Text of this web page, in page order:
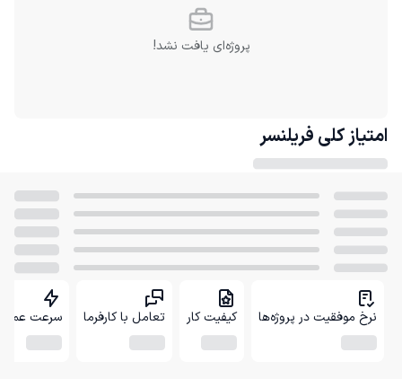
پروژه‌ای یافت نشد!
امتیاز کلی فریلنسر
نرخ موفقیت در پروژه‌ها کیفیت کار تعامل با کارفرما سرعت عمل